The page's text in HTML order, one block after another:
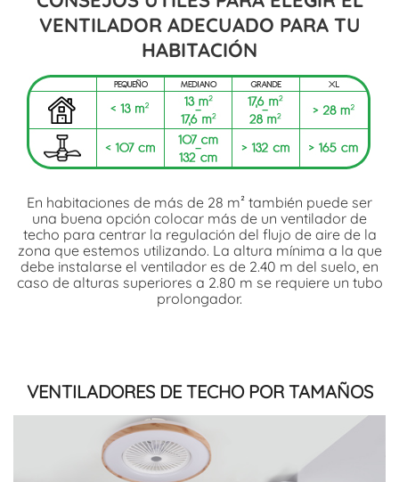
VENTILADOR ADECUADO PARA TU
HABITACIÓN
En habitaciones de más de 28 m² también puede ser
una buena opción colocar más de un ventilador de
techo para centrar la regulación del flujo de aire de la
zona que estemos utilizando. La altura mínima a la que
debe instalarse el ventilador es de 2.40 m del suelo, en
caso de alturas superiores a 2.80 m se requiere un tubo
prolongador.
VENTILADORES DE TECHO POR TAMAÑOS